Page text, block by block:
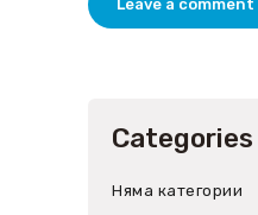
Categories
Няма категории